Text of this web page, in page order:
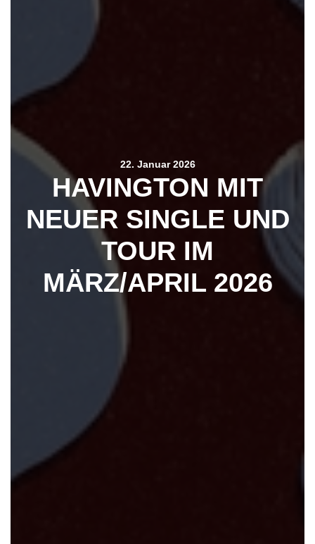
22. Januar 2026
HAVINGTON MIT
NEUER SINGLE UND
TOUR IM
MÄRZ/APRIL 2026